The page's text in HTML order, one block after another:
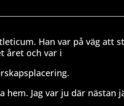
Han var på väg att
året och var i
Jag var ju där nästan